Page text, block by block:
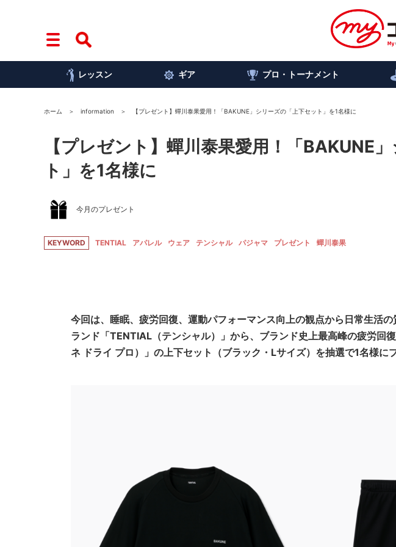
レッスン ギア プロ・トーナメント
ホーム information 【プレゼント】蟬川泰果愛用！「BAKUNE」シリーズの「上下セット」を1名様に
【プレゼント】蟬川泰果愛用！「BAKUNE
ト」を1名様に
今月のプレゼント
KEYWORD TENTIAL アパレル ウェア テンシャル パジャマ プレゼント 蟬川泰果
今回は、睡眠、疲労回復、運動パフォーマンス向上の観点から日常生活
ランド「TENTIAL（テンシャル）」から、ブランド史上最高峰の疲労回
ネ ドライ プロ）」の上下セット（ブラック・Lサイズ）を抽選で1名様に